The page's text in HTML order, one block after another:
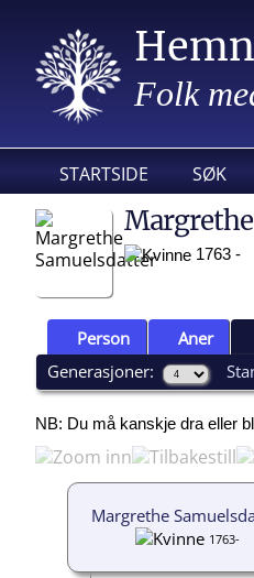
Folk
STARTSIDE SØK
1763 -
Person Aner
Generasjoner:
NB: Du må kanskje dra eller
Margrethe
1763-